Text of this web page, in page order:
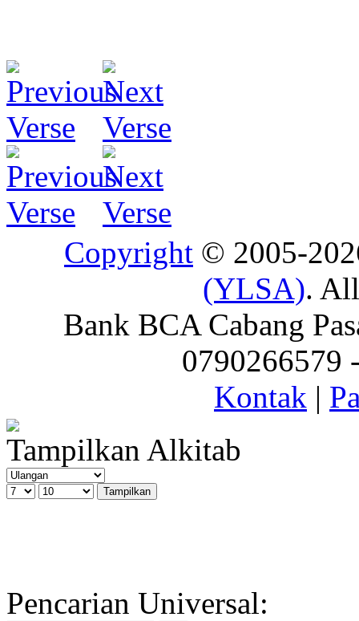
Copyright © 2005-
(YLSA).
Bank BCA Cabang
0790266579
Kontak |
Tampilkan Alkitab
Pencarian Universal: